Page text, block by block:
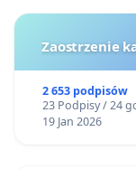
Zaostrzenie
2 653 podpisów
23 Podpisy / 24
19 Jan 2026